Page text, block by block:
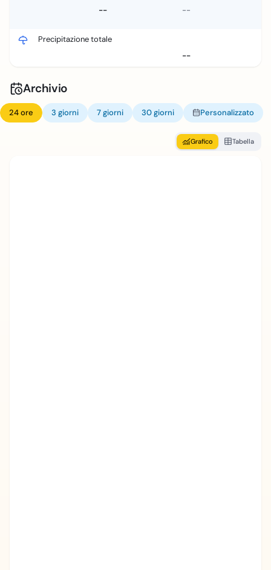
--
--
Precipitazione totale
--
Archivio
24 ore 3 giorni 7 giorni 30 giorni Personalizzato
Grafico Tabella